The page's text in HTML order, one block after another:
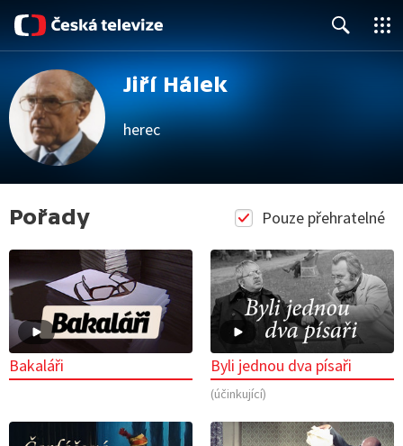
Jiří Hálek
herec
Pouze přehratelné
Pořady
Bakaláři Byli jednou dva písaři
(účinkující)